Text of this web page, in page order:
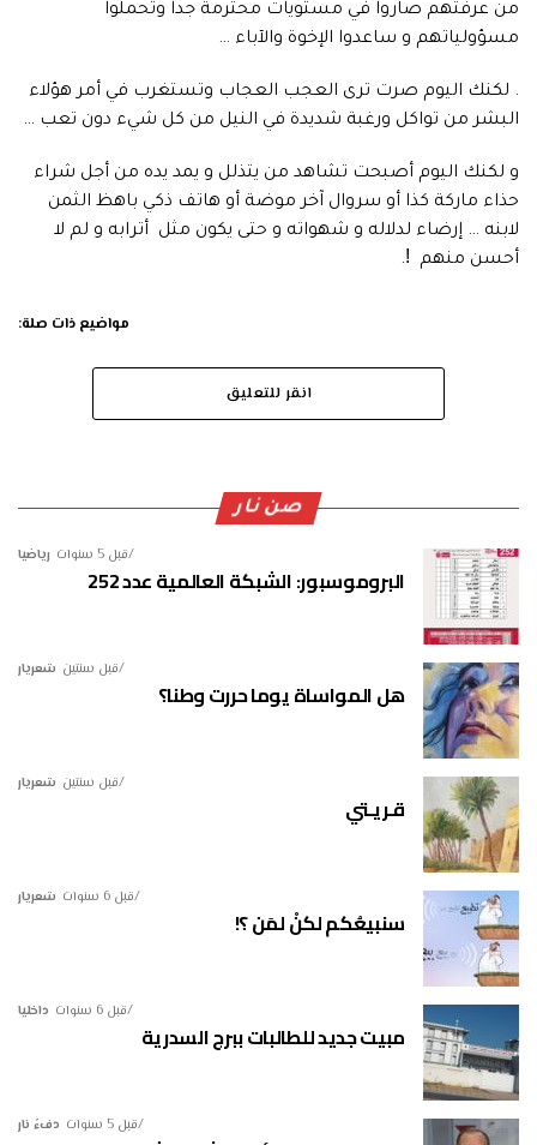
من عرفتهم صاروا في مستويات محترمة جدا وتحملوا
مسؤولياتهم و ساعدوا الإخوة والآباء …
. لكنك اليوم صرت ترى العجب العجاب وتستغرب في أمر هؤلاء
البشر من تواكل ورغبة شديدة في النيل من كل شيء دون تعب …
و لكنك اليوم أصبحت تشاهد من يتذلل و يمد يده من أجل شراء
حذاء ماركة كذا أو سروال آخر موضة أو هاتف ذكي باهظ الثمن
لابنه … إرضاء لدلاله و شهواته و حتى يكون مثل أترابه و لم لا
أحسن منهم ǃ.
مواضيع ذات صلة:
انقر للتعليق
صن نار
رياضيا قبل 5 سنوات
البروموسبور: الشبكة العالمية عدد 252
شعريار قبل سنتين
هل المواساة يوما حررت وطنا؟
شعريار قبل سنتين
قـريـتي
شعريار قبل 6 سنوات
سنبيعُكم لكنْ لمَن ؟!
داخليا قبل 6 سنوات
مبيت جديد للطالبات ببرج السدرية
دفءُ نار قبل 5 سنوات